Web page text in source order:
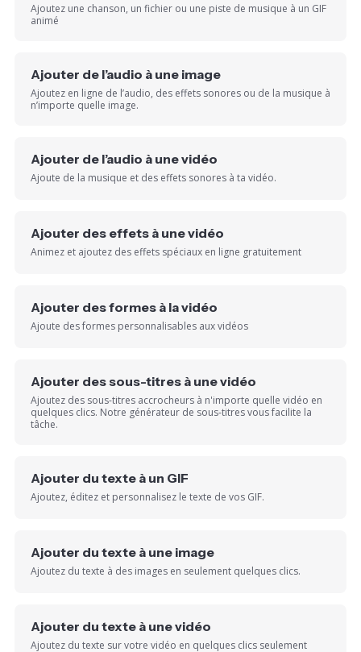
Ajoutez une chanson, un fichier ou une piste de musique à un GIF
animé
Ajouter de l’audio à une image
Ajoutez en ligne de l’audio, des effets sonores ou de la musique à
n’importe quelle image.
Ajouter de l’audio à une vidéo
Ajoute de la musique et des effets sonores à ta vidéo.
Ajouter des effets à une vidéo
Animez et ajoutez des effets spéciaux en ligne gratuitement
Ajouter des formes à la vidéo
Ajoute des formes personnalisables aux vidéos
Ajouter des sous-titres à une vidéo
Ajoutez des sous-titres accrocheurs à n'importe quelle vidéo en
quelques clics. Notre générateur de sous-titres vous facilite la
tâche.
Ajouter du texte à un GIF
Ajoutez, éditez et personnalisez le texte de vos GIF.
Ajouter du texte à une image
Ajoutez du texte à des images en seulement quelques clics.
Ajouter du texte à une vidéo
Ajoutez du texte sur votre vidéo en quelques clics seulement